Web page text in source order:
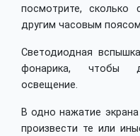
посмотрите, сколько
другим часовым
Светодиодная
фонарика, чтобы
освещение.
В одно нажатие
произвести те или